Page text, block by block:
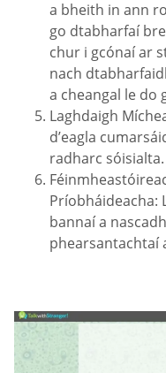
a bheith in ann
go dtabharfaí
chur i gcónaí ar
nach
a cheangal le do
Laghdaigh
d’eagla
radharc sóisialta.
Príobháideacha:
bannaí a
phearsantachtaí